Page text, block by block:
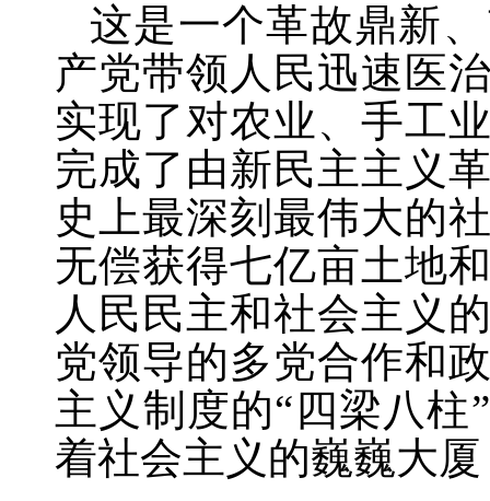
这是一个革故鼎新
产党带领人民迅速医
实现了对农业、手工
完成了由新民主主义
史上最深刻最伟大的
无偿获得七亿亩土地
人民民主和社会主义
党领导的多党合作和
主义制度的“四梁八
着社会主义的巍巍大